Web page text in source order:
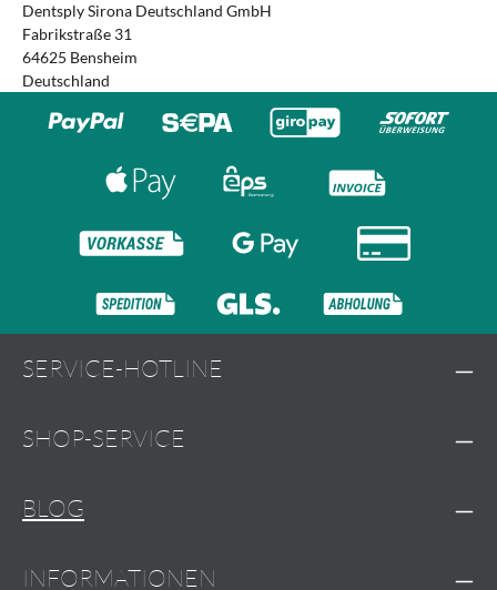
Dentsply Sirona Deutschland GmbH
Fabrikstraße 31
64625 Bensheim
Deutschland
SERVICE-HOTLINE
SHOP-SERVICE
BLOG
INFORMATIONEN